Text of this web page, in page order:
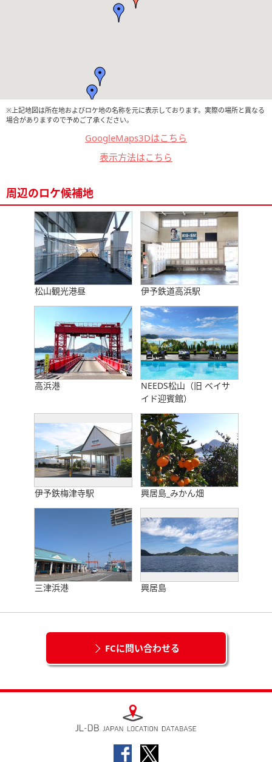
※上記地図は所在地およびロケ地の名称を元に表示しております。実際の場所と異なる
場合がありますので予めご了承ください。
GoogleMaps3Dはこちら
表示方法はこちら
周辺のロケ候補地
松山観光港昼 伊予鉄道高浜駅
高浜港
NEEDS松山（旧 ベイサ
イド迎賓館）
伊予鉄梅津寺駅 興居島_みかん畑
三津浜港 興居島
FCに問い合わせる